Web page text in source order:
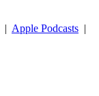
| Apple Podcasts |